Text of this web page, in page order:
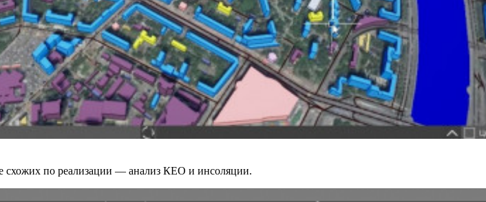
схожих по реализации — анализ КЕО и инсоляции.